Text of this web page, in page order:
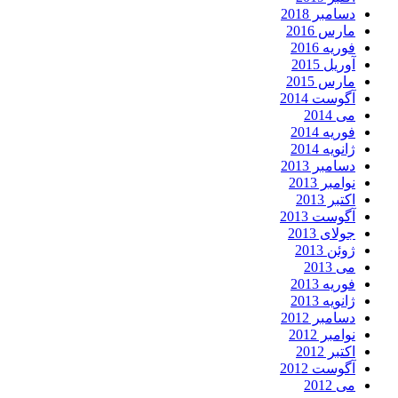
دسامبر 2018
مارس 2016
فوریه 2016
آوریل 2015
مارس 2015
آگوست 2014
می 2014
فوریه 2014
ژانویه 2014
دسامبر 2013
نوامبر 2013
اکتبر 2013
آگوست 2013
جولای 2013
ژوئن 2013
می 2013
فوریه 2013
ژانویه 2013
دسامبر 2012
نوامبر 2012
اکتبر 2012
آگوست 2012
می 2012